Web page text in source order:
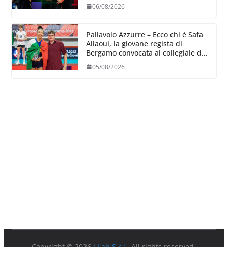
06/08/2026
Pallavolo Azzurre – Ecco chi è Safa
Allaoui, la giovane regista di
Bergamo convocata al collegiale di
Cavalese
05/08/2026
Copyright © 2026I-Lab S.r.l.. All rights reserved.